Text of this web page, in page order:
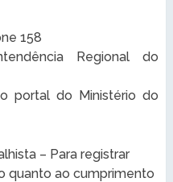
158
Regional do
portal do Ministério do
– Para registrar
quanto ao cumprimento